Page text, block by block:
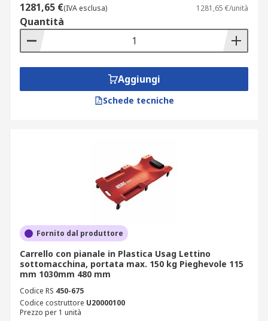
1281,65 €(IVA esclusa) 1281,65 €/unità
Quantità
Aggiungi
Schede tecniche
Fornito dal produttore
Carrello con pianale in Plastica Usag Lettino
sottomacchina, portata max. 150 kg Pieghevole 115
mm 1030mm 480 mm
Codice RS 450-675
Codice costruttore U20000100
Prezzo per 1 unità